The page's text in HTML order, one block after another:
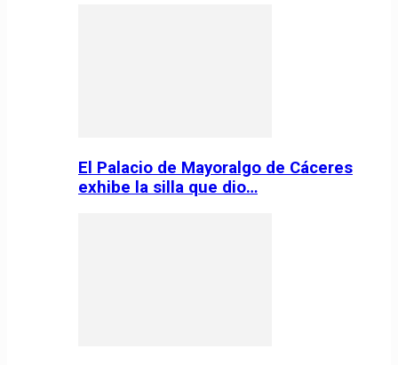
El Palacio de Mayoralgo de Cáceres
exhibe la silla que dio…